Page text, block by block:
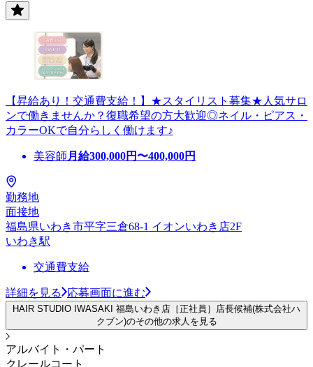
【昇給あり！交通費支給！】★スタイリスト募集★人気サロ
ンで働きませんか？復職希望の方大歓迎◎ネイル・ピアス・
カラーOKで自分らしく働けます♪
美容師 月給300,000円〜400,000円
勤務地
面接地
福島県いわき市平字三倉68-1 イオンいわき店2F
いわき駅
交通費支給
詳細を見る 応募画面に進む
HAIR STUDIO IWASAKI 福島いわき店［正社員］店長候補(株式会社ハ
クブン)のその他の求人を見る
アルバイト・パート
クレールコート